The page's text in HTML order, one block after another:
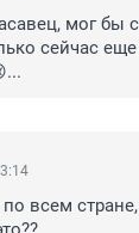
мог бы
сейчас
всем